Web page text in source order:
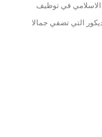
الاسلامي في توظيف
التي تضفي جمالا